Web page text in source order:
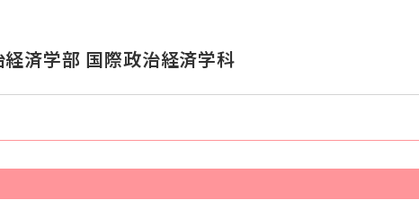
済学部 国際政治経済学科